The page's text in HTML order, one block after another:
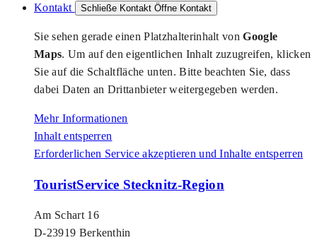
Kontakt
Schließe Kontakt Öffne Kontakt
Sie sehen gerade einen Platzhalterinhalt vonGoogle
Maps. Um auf den eigentlichen Inhalt zuzugreifen, klicken
Sie auf die Schaltfläche unten. Bitte beachten Sie, dass
dabei Daten an Drittanbieter weitergegeben werden.
Mehr Informationen
Inhalt entsperren
Erforderlichen Service akzeptieren und Inhalte entsperren
TouristService Stecknitz-Region
Am Schart 16
D-23919 Berkenthin